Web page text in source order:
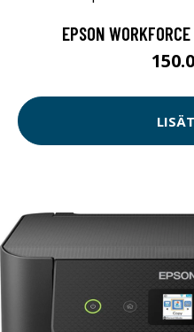
EPSON